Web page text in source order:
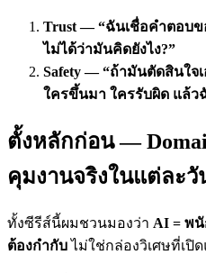
Trust — “ฉันเชื่อคำตอบ
ไม่ได้ว่ามันคิดยังไง?”
Safety — “ถ้ามันตัดสินใจ
ใครขึ้นมา ใครรับผิด แล้ว
ตั้งหลักก่อน —
คุมงานจริงในแต่ละวั
ทั้งซีรีส์นี้ผมชวนมองว่า AI = พนั
ต้องกำกับไม่ใช่กล่องวิเศษที่เปิ